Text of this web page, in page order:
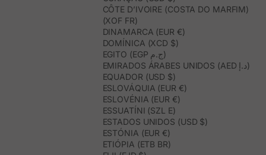
CÔTE D’IVOIRE (COSTA DO MARFIM)
(XOF FR)
DINAMARCA (EUR €)
DOMÍNICA (XCD $)
EGITO (EGP ج.م)
EMIRADOS ÁRABES UNIDOS (AED د.إ)
EQUADOR (USD $)
ESLOVÁQUIA (EUR €)
ESLOVÉNIA (EUR €)
ESSUATÍNI (SZL E)
ESTADOS UNIDOS (USD $)
ESTÓNIA (EUR €)
ETIÓPIA (ETB BR)